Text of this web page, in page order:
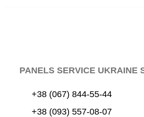
PANELS SERVICE UKRAINE
+38 (067) 844-55-44
+38 (093) 557-08-07